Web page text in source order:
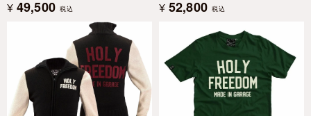
¥ 49,500 税込 ¥ 52,800 税込